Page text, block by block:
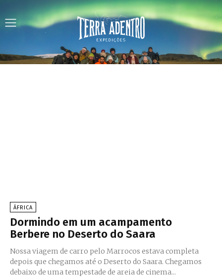
ÁFRICA
Dormindo em um acampamento
Berbere no Deserto do Saara
Nossa viagem de carro pelo Marrocos estava completa
depois que chegamos até o Deserto do Saara. Chegamos
debaixo de uma tempestade de areia de cinema...